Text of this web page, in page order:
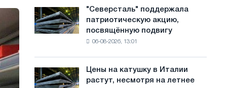
з
ы
к
с
а
июле
с
года
"Северсталь"
поддержала
патриотическую
советской
авиации
"Северсталь" поддержала
патриотическую акцию,
посвящённую подвигу
06-08-2026, 13:01
Цены
на
Цены на катушку в Италии
растут, несмотря на летнее